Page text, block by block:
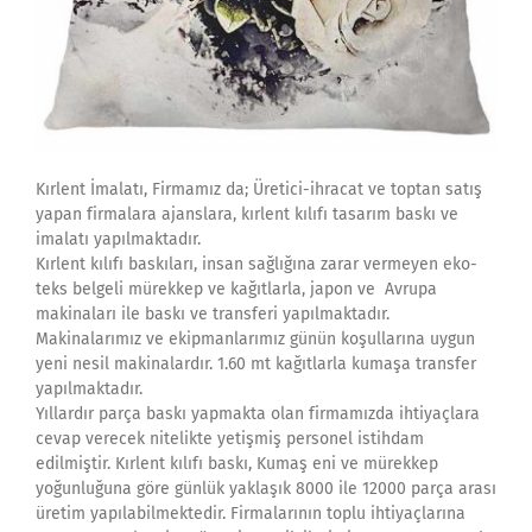
Kırlent İmalatı, Firmamız da; Üretici-ihracat ve toptan satış
yapan firmalara ajanslara, kırlent kılıfı tasarım baskı ve
imalatı yapılmaktadır.
Kırlent kılıfı baskıları, insan sağlığına zarar vermeyen eko-
teks belgeli mürekkep ve kağıtlarla, japon ve Avrupa
makinaları ile baskı ve transferi yapılmaktadır.
Makinalarımız ve ekipmanlarımız günün koşullarına uygun
yeni nesil makinalardır. 1.60 mt kağıtlarla kumaşa transfer
yapılmaktadır.
Yıllardır parça baskı yapmakta olan firmamızda ihtiyaçlara
cevap verecek nitelikte yetişmiş personel istihdam
edilmiştir. Kırlent kılıfı baskı, Kumaş eni ve mürekkep
yoğunluğuna göre günlük yaklaşık 8000 ile 12000 parça arası
üretim yapılabilmektedir. Firmalarının toplu ihtiyaçlarına